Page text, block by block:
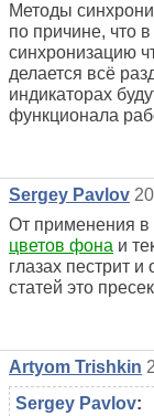
Методы
по причине, что
синхронизацию
делается всё
индикаторах
функционала
Sergey Pavlov
От применения в
цветов фона и
глазах пестрит
статей это
Artyom Trishkin
Sergey Pavlov: